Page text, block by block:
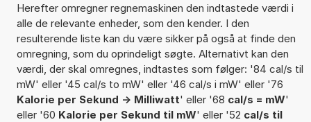
Herefter omregner regnemaskinen den indtastede værdi i
alle de relevante enheder, som den kender. I den
resulterende liste kan du være sikker på også at finde den
omregning, som du oprindeligt søgte. Alternativt kan den
værdi, der skal omregnes, indtastes som følger: '84 cal/s til
mW' eller '45 cal/s to mW' eller '46 cal/s i mW' eller '76
Kalorie per Sekund -> Milliwatt' eller '68 cal/s = mW'
eller '60 Kalorie per Sekund til mW' eller '52 cal/s til